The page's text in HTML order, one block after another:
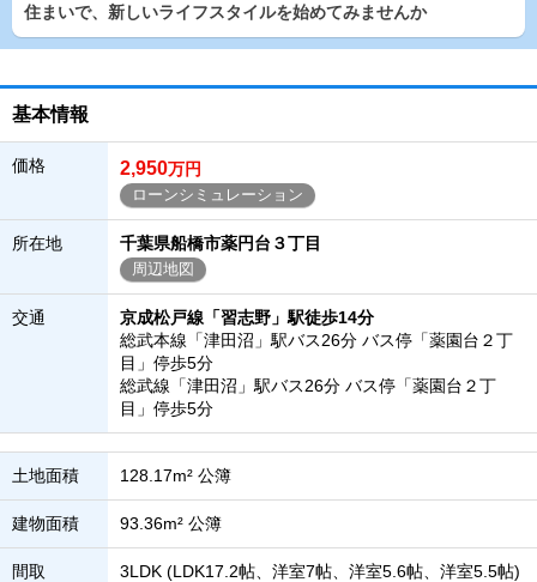
住まいで、新しいライフスタイルを始めてみませんか
基本情報
価格 2,950万円
ローンシミュレーション
所在地 千葉県船橋市薬円台３丁目
周辺地図
交通
京成松戸線「習志野」駅徒歩14分
総武本線「津田沼」駅バス26分 バス停「薬園台２丁
目」停歩5分
総武線「津田沼」駅バス26分 バス停「薬園台２丁
目」停歩5分
土地面積 128.17m² 公簿
建物面積 93.36m² 公簿
間取 3LDK (LDK17.2帖、洋室7帖、洋室5.6帖、洋室5.5帖)